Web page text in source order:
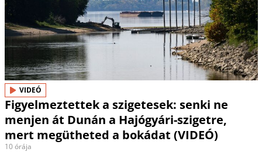
VIDEÓ
Figyelmeztettek a szigetesek: senki ne
menjen át Dunán a Hajógyári-szigetre,
mert megütheted a bokádat (VIDEÓ)
10 órája